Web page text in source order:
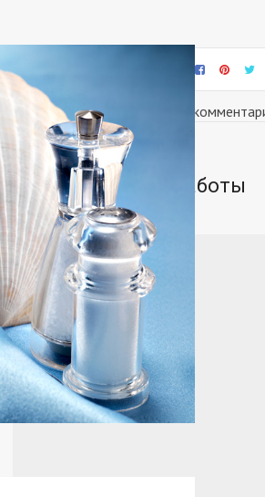
Войдите, чтобы оставлять
Чем-то похожие работы